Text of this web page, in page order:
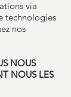
via
technologies
nos
NOUS
NOUS LES